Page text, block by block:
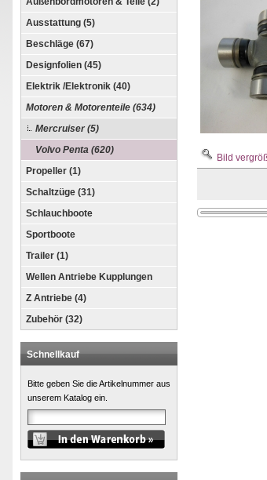
Ausstattung (5)
Beschläge (67)
Designfolien (45)
Elektrik /Elektronik (40)
Motoren & Motorenteile (634)
Mercruiser (5)
Volvo Penta (620)
Propeller (1)
Schaltzüge (31)
Schlauchboote
Sportboote
Trailer (1)
Wellen Antriebe Kupplungen
Z Antriebe (4)
Zubehör (32)
Schnellkauf
Bitte geben Sie die Artikelnummer aus
unserem Katalog ein.
Bild